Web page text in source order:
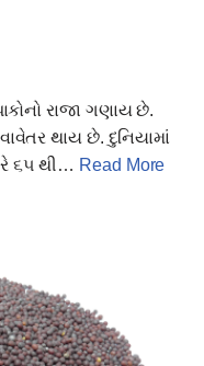
રાજા ગણાય છે.
થાય છે. દુનિયામાં
૬૫ થી… Read More